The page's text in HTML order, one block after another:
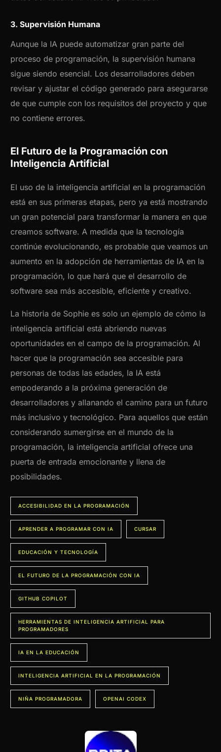
3. Supervisión Humana
Aunque la IA puede automatizar gran parte del
proceso de programación, la supervisión humana
sigue siendo esencial. Los desarrolladores deben
revisar y ajustar el código generado para asegurarse
de que cumple con los requisitos del proyecto y que
no contiene errores.
El Futuro de la Programación con
Inteligencia Artificial
El uso de la inteligencia artificial en la programación
está en sus primeras etapas, pero ya está mostrando
un gran potencial para transformar la manera en que
creamos software. A medida que la tecnología
continúe evolucionando, es probable que veamos un
aumento en la adopción de herramientas de IA en la
programación, lo que hará que el desarrollo de
software sea más accesible, eficiente y creativo.
La historia de Sophie es solo un ejemplo de cómo la
inteligencia artificial está abriendo nuevas
oportunidades en el campo de la programación. Al
hacer que la programación sea accesible para
personas de todas las edades, la IA está
empoderando a la próxima generación de
desarrolladores y allanando el camino para un futuro
más inclusivo y tecnológico. Para aquellos que están
considerando sumergirse en el mundo de la
programación, la inteligencia artificial ofrece una
puerta de entrada emocionante y llena de
posibilidades.
ACCESIBILIDAD EN LA PROGRAMACIÓN
APRENDER A PROGRAMAR CON IA CURSAR
EDUCACIÓN Y TECNOLOGÍA
EL FUTURO DE LA PROGRAMACIÓN CON IA
GITHUB COPILOT
HERRAMIENTAS DE INTELIGENCIA ARTIFICIAL PARA
PROGRAMADORES
IA EN LA EDUCACIÓN
INTELIGENCIA ARTIFICIAL EN LA PROGRAMACIÓN
NIÑA PROGRAMADORA OPENAI CODEX